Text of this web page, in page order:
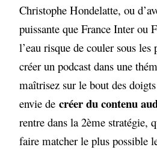
Christophe Hondelatte, ou
puissante que France Inter ou
l’eau risque de couler sous
créer un podcast dans une
maîtrisez sur le bout des
envie decréer du contenu
rentre dans la 2ème stratégie,
faire matcher le plus possible